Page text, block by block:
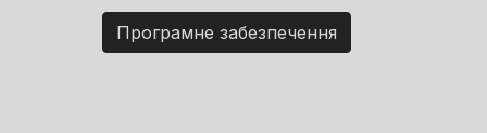
Програмне забезпечення